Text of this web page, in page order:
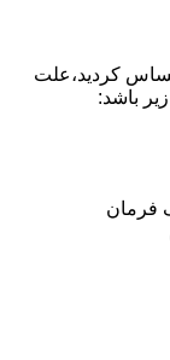
کردید،علت
باشد:
فرمان